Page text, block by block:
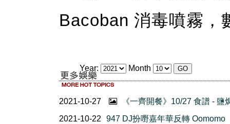
Bacoban 消毒噴霧，
Year: Month
2021-10-27
《一齊開餐》10/27 食譜 - 鹽
2021-10-22
947 DJ扮嘢嘉年華反轉 Oomomo